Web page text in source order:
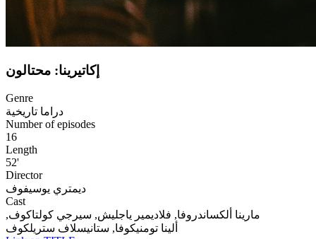
إكاتيرينا: محتالون
Genre
دراما تاريخية
Number of episodes
16
Length
52'
Director
ديمتري يوسيفوف
Cast
مارينا ألكساندروفا, فلاديمير ياجليش, سيرجي كولتاكوف,
ألينا تومنيكوفا, ستانيسلاف ستريلكوف